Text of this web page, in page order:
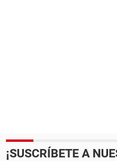
¡SUSCRÍBETE A